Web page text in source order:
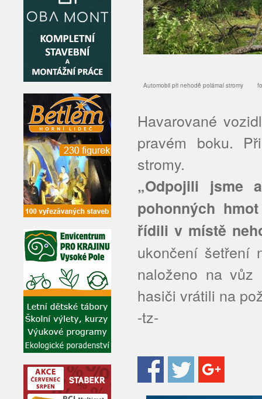
Automobil při nehodě polámal
Havarované
pravém boku.
stromy.
„Odpojili jsme
pohonných
řídili v místě
ukončení šetření
naloženo na vůz
hasiči vrátili na
-tz-